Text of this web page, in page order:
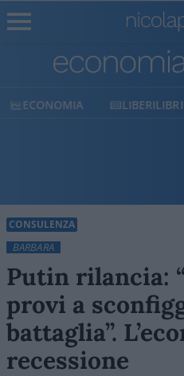
ECONOMIA LIBERILIBRI
CONSULENZA
BARBARA
Putin rilancia:
provi a
battaglia”.
recessione